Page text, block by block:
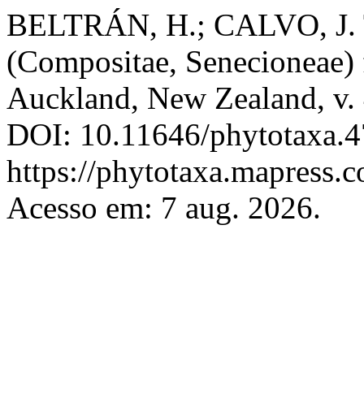
BELTRÁN, H.; CALVO, J.
(Compositae,
Auckland, New Zealand,
DOI: 10.11646/
https://
Acesso em: 7 aug. 2026.